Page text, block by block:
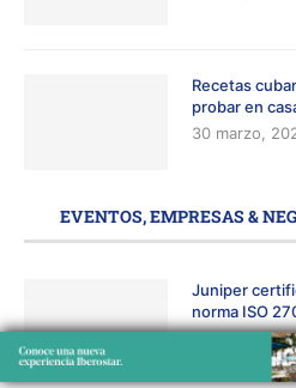
Recetas
probar en
30 marzo,
EVENTOS, EMPRESAS &
Juniper
norma ISO
5 agosto,